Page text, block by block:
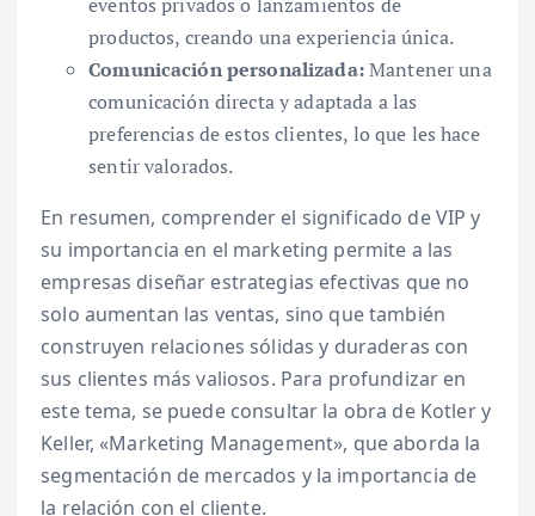
productos, creando una experiencia única.
Comunicación personalizada:Mantener una
comunicación directa y adaptada a las
preferencias de estos clientes, lo que les hace
sentir valorados.
En resumen, comprender el significado de VIP y
su importancia en el marketing permite a las
empresas diseñar estrategias efectivas que no
solo aumentan las ventas, sino que también
construyen relaciones sólidas y duraderas con
sus clientes más valiosos. Para profundizar en
este tema, se puede consultar la obra de Kotler y
Keller, «Marketing Management», que aborda la
segmentación de mercados y la importancia de
la relación con el cliente.